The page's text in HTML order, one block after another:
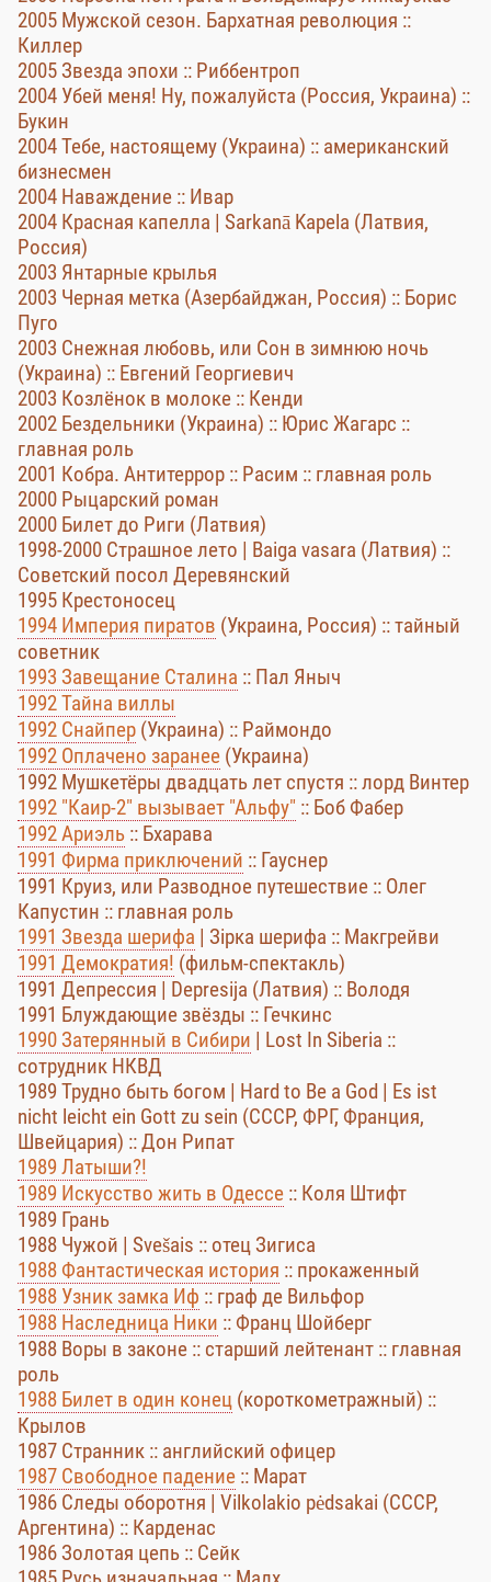
2005 Мужской сезон. Бархатная революция ::
Киллер
2005 Звезда эпохи :: Риббентроп
2004 Убей меня! Ну, пожалуйста (Россия, Украина) ::
Букин
2004 Тебе, настоящему (Украина) :: американский
бизнесмен
2004 Наваждение :: Ивар
2004 Красная капелла | Sarkanā Kapela (Латвия,
Россия)
2003 Янтарные крылья
2003 Черная метка (Азербайджан, Россия) :: Борис
Пуго
2003 Снежная любовь, или Сон в зимнюю ночь
(Украина) :: Евгений Георгиевич
2003 Козлёнок в молоке :: Кенди
2002 Бездельники (Украина) :: Юрис Жагарс ::
главная роль
2001 Кобра. Антитеррор :: Расим :: главная роль
2000 Рыцарский роман
2000 Билет до Риги (Латвия)
1998-2000 Страшное лето | Baiga vasara (Латвия) ::
Советский посол Деревянский
1995 Крестоносец
1994 Империя пиратов (Украина, Россия) :: тайный
советник
1993 Завещание Сталина :: Пал Яныч
1992 Тайна виллы
1992 Снайпер (Украина) :: Раймондо
1992 Оплачено заранее (Украина)
1992 Мушкетёры двадцать лет спустя :: лорд Винтер
1992 "Каир-2" вызывает "Альфу" :: Боб Фабер
1992 Ариэль :: Бхарава
1991 Фирма приключений :: Гауснер
1991 Круиз, или Разводное путешествие :: Олег
Капустин :: главная роль
1991 Звезда шерифа | Зірка шерифа :: Макгрейви
1991 Демократия! (фильм-спектакль)
1991 Депрессия | Depresija (Латвия) :: Володя
1991 Блуждающие звёзды :: Гечкинс
1990 Затерянный в Сибири | Lost In Siberia ::
сотрудник НКВД
1989 Трудно быть богом | Hard to Be a God | Es ist
nicht leicht ein Gott zu sein (СССР, ФРГ, Франция,
Швейцария) :: Дон Рипат
1989 Латыши?!
1989 Искусство жить в Одессе :: Коля Штифт
1989 Грань
1988 Чужой | Svešais :: отец Зигиса
1988 Фантастическая история :: прокаженный
1988 Узник замка Иф :: граф де Вильфор
1988 Наследница Ники :: Франц Шойберг
1988 Воры в законе :: старший лейтенант :: главная
роль
1988 Билет в один конец (короткометражный) ::
Крылов
1987 Странник :: английский офицер
1987 Свободное падение :: Марат
1986 Следы оборотня | Vilkolakio pėdsakai (СССР,
Аргентина) :: Карденас
1986 Золотая цепь :: Сейк